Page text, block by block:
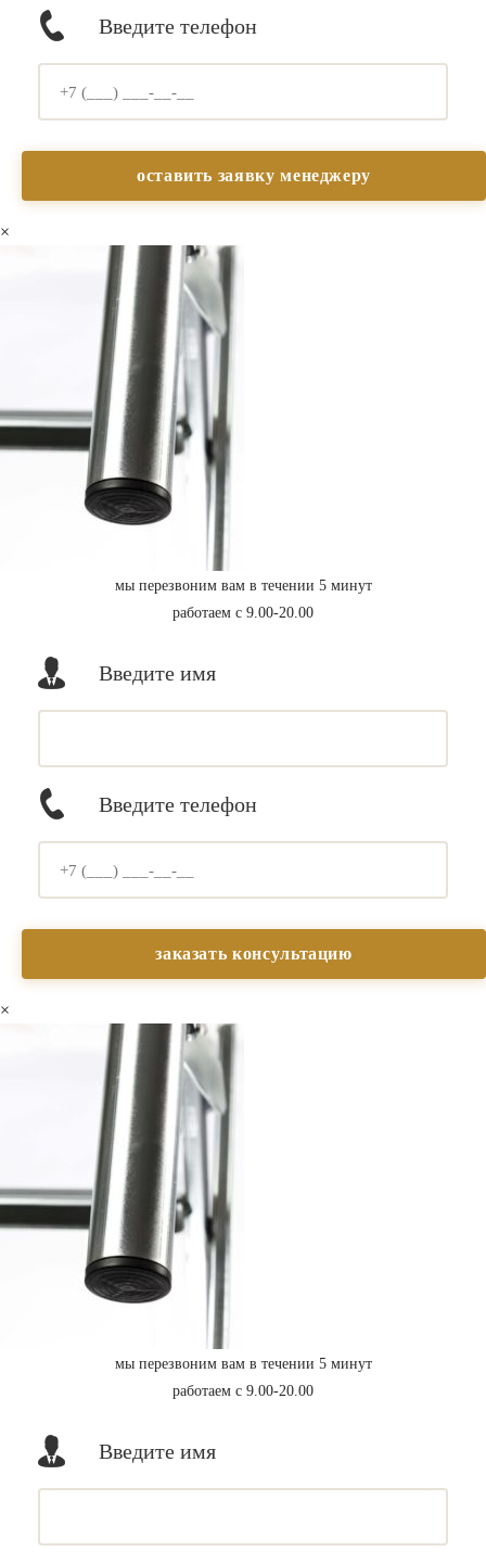
Введите телефон
×
мы перезвоним вам в течении 5 минут
работаем с 9.00-20.00
Введите имя
Введите телефон
×
мы перезвоним вам в течении 5 минут
работаем с 9.00-20.00
Введите имя